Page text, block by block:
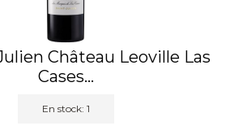
Château Leoville Las
Cases...
En stock: 1